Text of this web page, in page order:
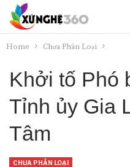
Home Chưa Phân Loại
Khởi tố Phó
Tỉnh ủy Gia
Tâm
CHƯA PHÂN LOẠI